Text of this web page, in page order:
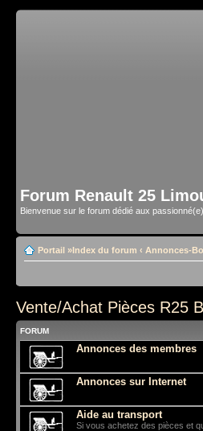
Forum Renault 25
Bienvenue sur le forum dédié aux
Portail »Index du forum ‹ Annonces-
Vente/Achat Pièces R25
FORUM
Annonces des membres
Annonces sur Internet
Aide au transport
Si vous achetez des pièces et